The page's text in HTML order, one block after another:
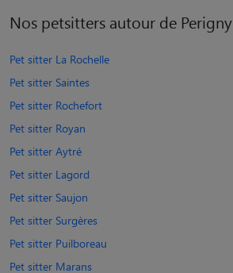
Nos petsitters autour de Perigny
Pet sitter La Rochelle
Pet sitter Saintes
Pet sitter Rochefort
Pet sitter Royan
Pet sitter Aytré
Pet sitter Lagord
Pet sitter Saujon
Pet sitter Surgères
Pet sitter Puilboreau
Pet sitter Marans